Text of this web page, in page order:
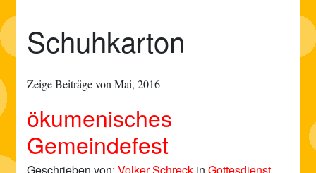
Schuhkarton
Zeige Beiträge von Mai, 2016
ökumenisches
Gemeindefest